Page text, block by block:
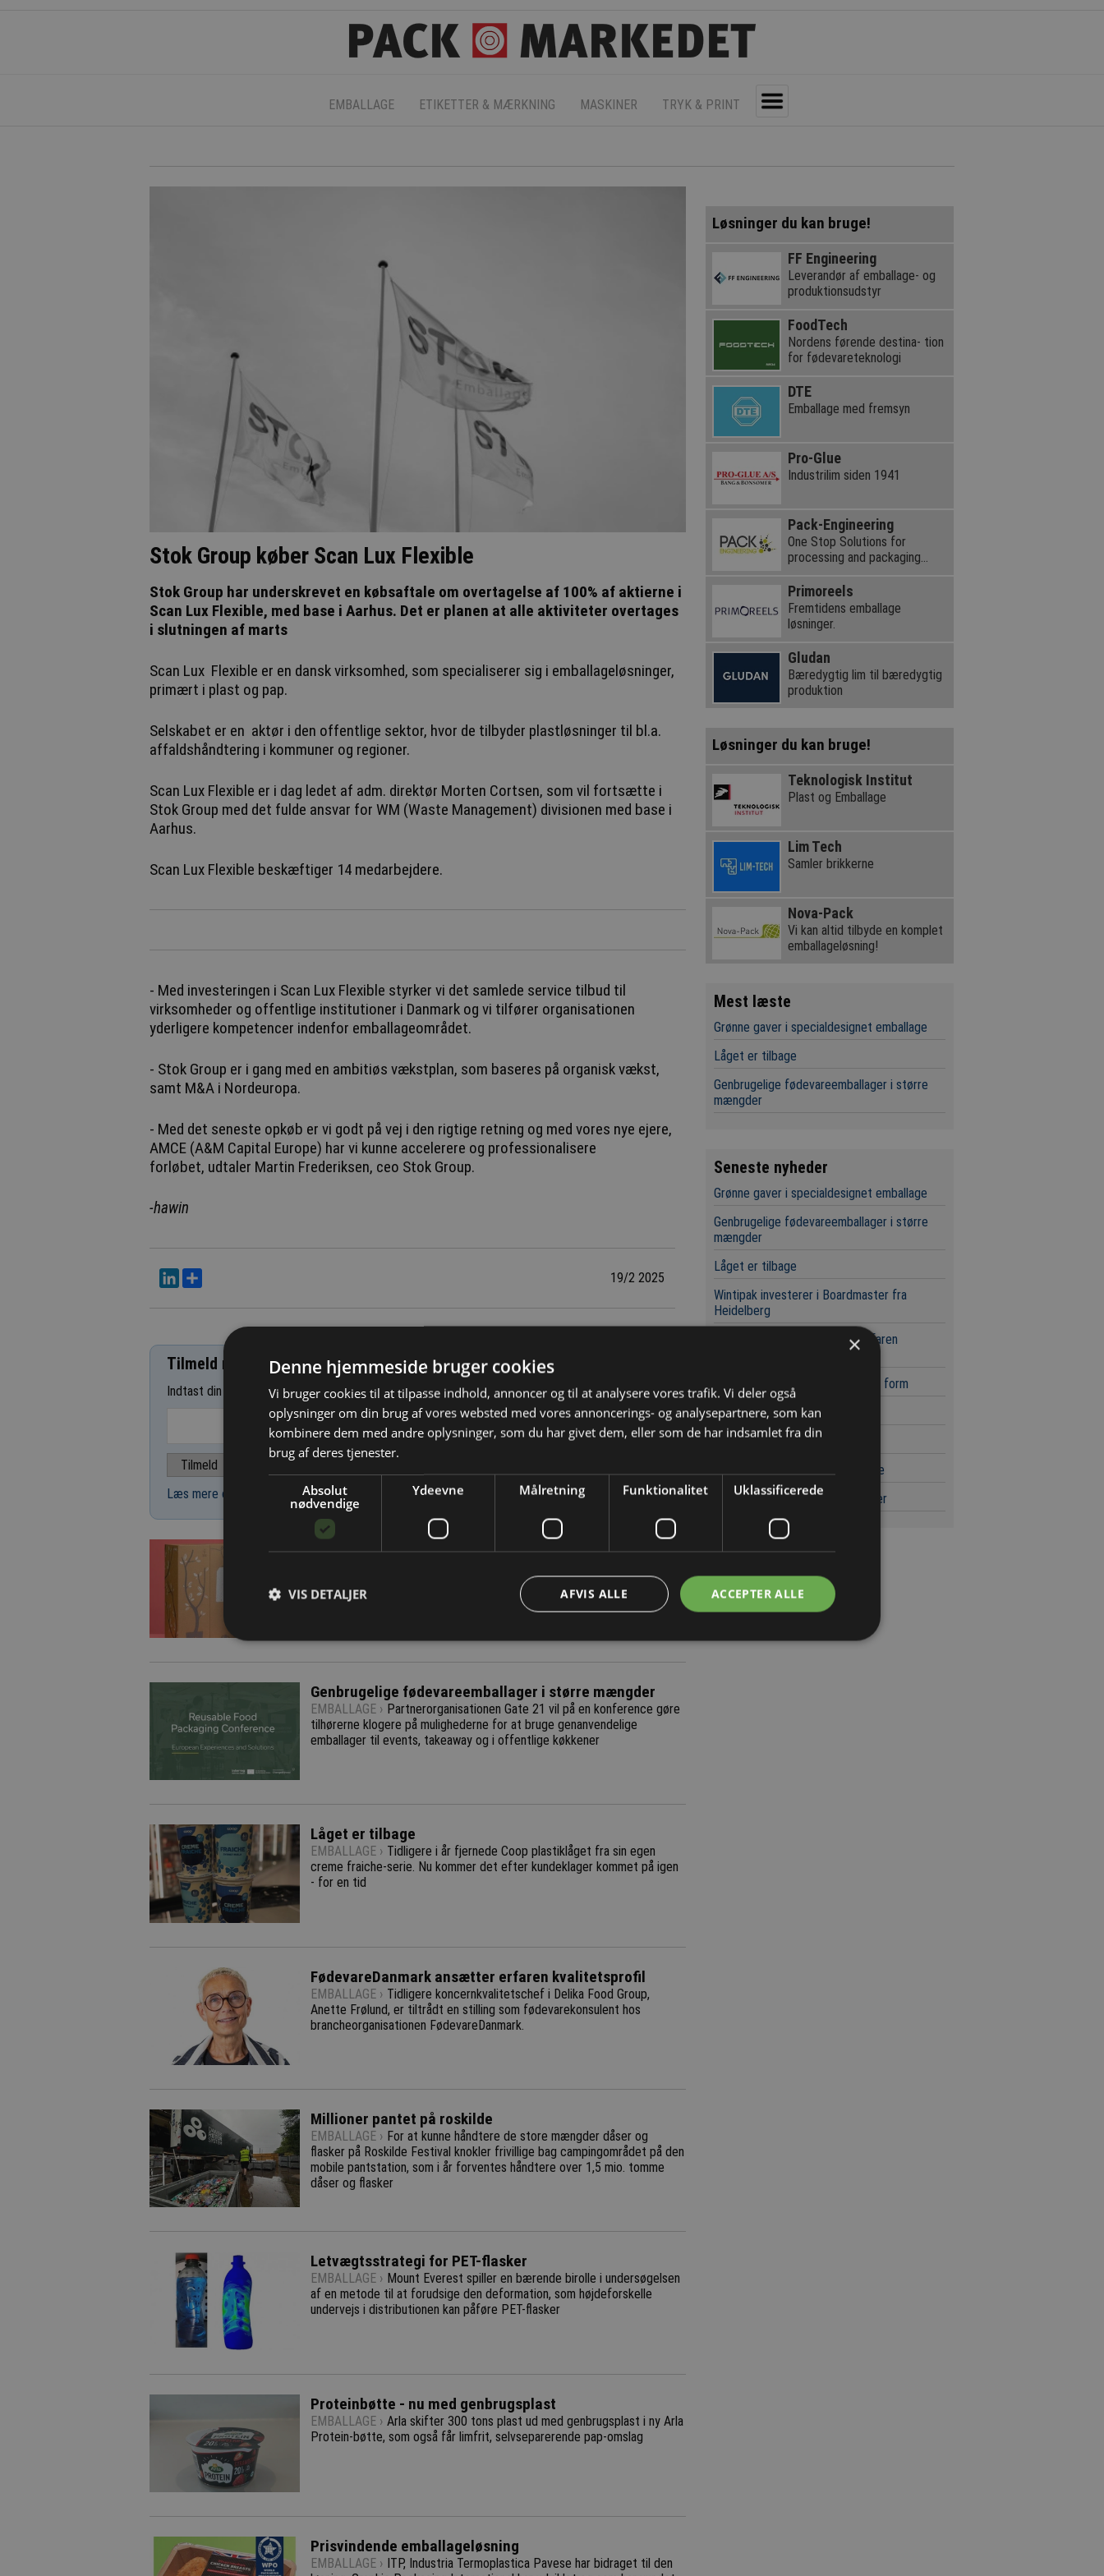
EMBALLAGE ETIKETTER & MÆRKNING MASKINER TRYK & PRINT
Stok Group køber Scan Lux Flexible
Stok Group har underskrevet en købsaftale om overtagelse af 100% af aktierne i
Scan Lux Flexible, med base i Aarhus. Det er planen at alle aktiviteter overtages
i slutningen af marts
Scan Lux Flexible er en dansk virksomhed, som specialiserer sig i emballageløsninger,
primært i plast og pap.
Selskabet er en aktør i den offentlige sektor, hvor de tilbyder plastløsninger til bl.a.
affaldshåndtering i kommuner og regioner.
Scan Lux Flexible er i dag ledet af adm. direktør Morten Cortsen, som vil fortsætte i
Stok Group med det fulde ansvar for WM (Waste Management) divisionen med base i
Aarhus.
Scan Lux Flexible beskæftiger 14 medarbejdere.
- Med investeringen i Scan Lux Flexible styrker vi det samlede service tilbud til
virksomheder og offentlige institutioner i Danmark og vi tilfører organisationen
yderligere kompetencer indenfor emballageområdet.
- Stok Group er i gang med en ambitiøs vækstplan, som baseres på organisk vækst,
samt M&A i Nordeuropa.
- Med det seneste opkøb er vi godt på vej i den rigtige retning og med vores nye ejere,
AMCE (A&M Capital Europe) har vi kunne accelerere og professionalisere
forløbet, udtaler Martin Frederiksen, ceo Stok Group.
-hawin
LinkedIn 19/2 2025
Tilmeld nyhedsbrev
Indtast din e-mail-adresse herunder.
Læs mere om udsendelsestidspunkter og afmelding her.
Grønne gaver i specialdesignet emballage
organisationen Give a tree, der sælger træer som gaver i bl.a. Danmark
Genbrugelige fødevareemballager i større mængder
EMBALLAGE › Partnerorganisationen Gate 21 vil på en konference gøre
tilhørerne klogere på mulighederne for at bruge genanvendelige
emballager til events, takeaway og i offentlige køkkener
Låget er tilbage
EMBALLAGE › Tidligere i år fjernede Coop plastiklåget fra sin egen
creme fraiche-serie. Nu kommer det efter kundeklager kommet på igen
- for en tid
FødevareDanmark ansætter erfaren kvalitetsprofil
EMBALLAGE › Tidligere koncernkvalitetschef i Delika Food Group,
Anette Frølund, er tiltrådt en stilling som fødevarekonsulent hos
brancheorganisationen FødevareDanmark.
Millioner pantet på roskilde
EMBALLAGE › For at kunne håndtere de store mængder dåser og
flasker på Roskilde Festival knokler frivillige bag campingområdet på den
mobile pantstation, som i år forventes håndtere over 1,5 mio. tomme
dåser og flasker
Letvægtsstrategi for PET-flasker
EMBALLAGE › Mount Everest spiller en bærende birolle i undersøgelsen
af en metode til at forudsige den deformation, som højdeforskelle
undervejs i distributionen kan påføre PET-flasker
Proteinbøtte - nu med genbrugsplast
EMBALLAGE › Arla skifter 300 tons plast ud med genbrugsplast i ny Arla
Protein-bøtte, som også får limfrit, selvseparerende pap-omslag
Prisvindende emballageløsning
EMBALLAGE › ITP, Industria Termoplastica Pavese har bidraget til den
Løsninger du kan bruge!
FF Engineering
Leverandør af emballage- og
produktionsudstyr
FoodTech
Nordens førende destina- tion
for fødevareteknologi
DTE
Emballage med fremsyn
Pro-Glue
Industrilim siden 1941
Pack-Engineering
One Stop Solutions for
processing and packaging
Primoreels
Fremtidens emballage
løsninger.
Gludan
Bæredygtig lim til bæredygtig
produktion
Løsninger du kan bruge!
Teknologisk Institut
Plast og Emballage
Lim Tech
Samler brikkerne
Nova-Pack
Vi kan altid tilbyde en komplet
emballageløsning!
Mest læste
Grønne gaver i specialdesignet emballage
Låget er tilbage
Genbrugelige fødevareemballager i større
mængder
Seneste nyheder
Grønne gaver i specialdesignet emballage
Genbrugelige fødevareemballager i større
mængder
Låget er tilbage
Wintipak investerer i Boardmaster fra
Heidelberg
FødevareDanmark ansætter erfaren
Avanceret osteproduktion tager form
Millioner pantet på roskilde
To Red Dot Awards til Canon
Når produktionen ikke må stoppe
Letvægtsstrategi for PET-flasker
×
Denne hjemmeside bruger cookies
Vi bruger cookies til at tilpasse indhold, annoncer og til at analysere vores trafik. Vi deler også
oplysninger om din brug af vores websted med vores annoncerings- og analysepartnere, som kan
kombinere dem med andre oplysninger, som du har givet dem, eller som de har indsamlet fra din
brug af deres tjenester.
Absolut
nødvendige
Ydeevne Målretning Funktionalitet Uklassificerede
ACCEPTER ALLE
AFVIS ALLE
VIS DETALJER